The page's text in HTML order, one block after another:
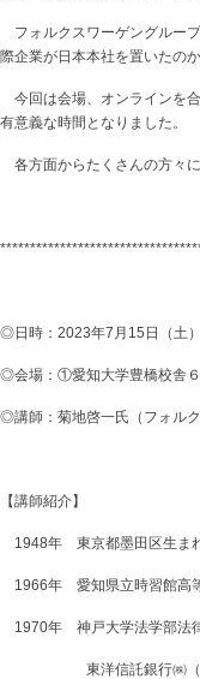
フォルクスワーゲングルー
際企業が日本本社を置いたの
今回は会場、オンラインを
有意義な時間となりました。
各方面からたくさんの方々
◎日時：2023年7月15日（土
◎会場：①愛知大学豊橋校舎
◎講師：菊地啓一氏（フォル
【講師紹介】
1948年 東京都墨田区生ま
1966年 愛知県立時習館高
1970年 神戸大学法学部法
東洋信託銀行㈱（現三菱